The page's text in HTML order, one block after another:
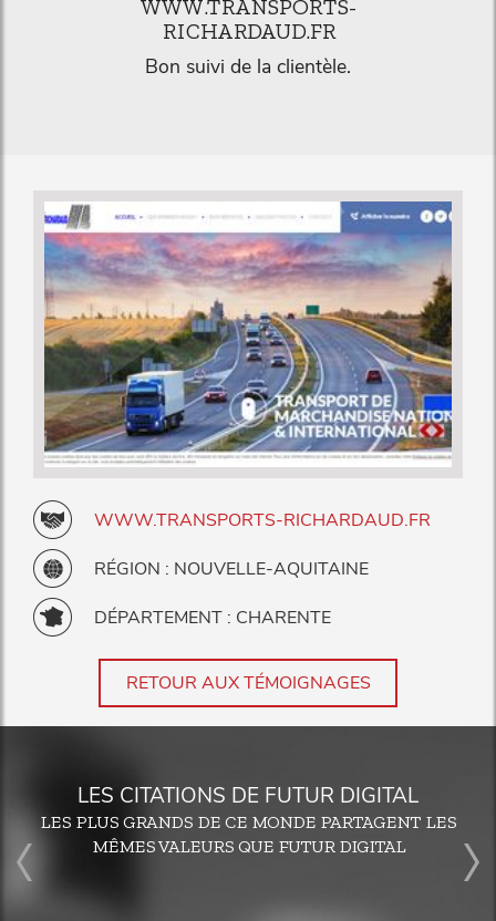
WWW.TRANSPORTS-
RICHARDAUD.FR
Bon suivi de la clientèle.
WWW.TRANSPORTS-RICHARDAUD.FR
RÉGION : NOUVELLE-AQUITAINE
DÉPARTEMENT : CHARENTE
RETOUR AUX TÉMOIGNAGES
LES CITATIONS DE FUTUR DIGITAL
LES PLUS GRANDS DE CE MONDE PARTAGENT LES
MÊMES VALEURS QUE FUTUR DIGITAL